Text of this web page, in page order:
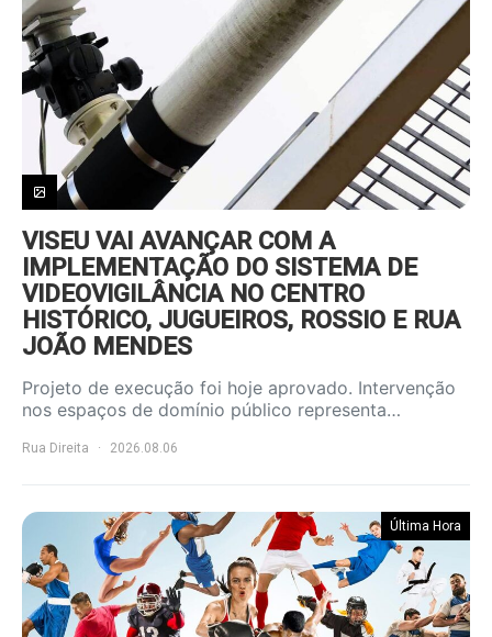
VISEU VAI AVANÇAR COM A
IMPLEMENTAÇÃO DO SISTEMA DE
VIDEOVIGILÂNCIA NO CENTRO
HISTÓRICO, JUGUEIROS, ROSSIO E RUA
JOÃO MENDES
Projeto de execução foi hoje aprovado. Intervenção
nos espaços de domínio público representa…
Rua Direita 2026.08.06
Última Hora